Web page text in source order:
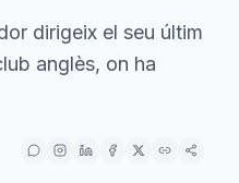
dirigeix el seu últim
anglès, on ha